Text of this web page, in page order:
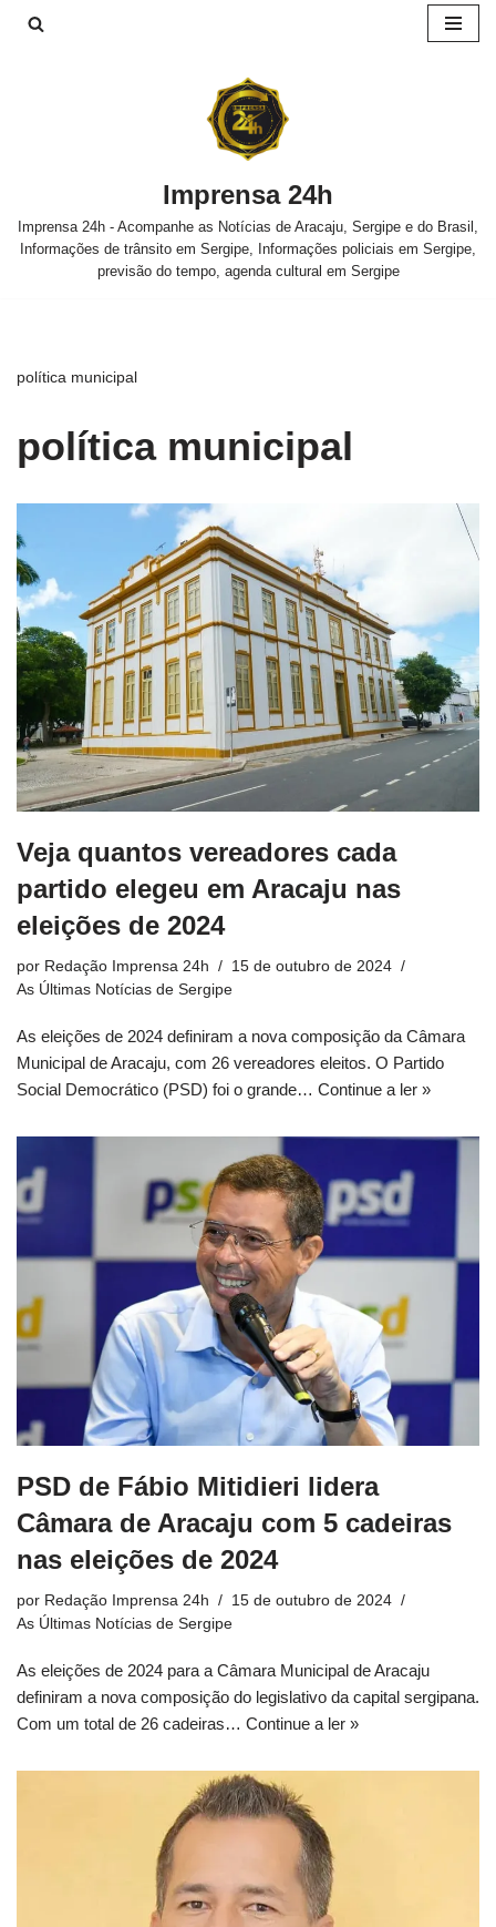
Imprensa 24h
Imprensa 24h - Acompanhe as Notícias de Aracaju, Sergipe e do Brasil,
Informações de trânsito em Sergipe, Informações policiais em Sergipe,
previsão do tempo, agenda cultural em Sergipe
política municipal
política municipal
Veja quantos vereadores cada
partido elegeu em Aracaju nas
eleições de 2024
por Redação Imprensa 24h
15 de outubro de 2024
As Últimas Notícias de Sergipe
As eleições de 2024 definiram a nova composição da Câmara
Municipal de Aracaju, com 26 vereadores eleitos. O Partido
Social Democrático (PSD) foi o grande… Continue a ler »
PSD de Fábio Mitidieri lidera
Câmara de Aracaju com 5 cadeiras
nas eleições de 2024
por Redação Imprensa 24h
15 de outubro de 2024
As Últimas Notícias de Sergipe
As eleições de 2024 para a Câmara Municipal de Aracaju
definiram a nova composição do legislativo da capital sergipana.
Com um total de 26 cadeiras… Continue a ler »